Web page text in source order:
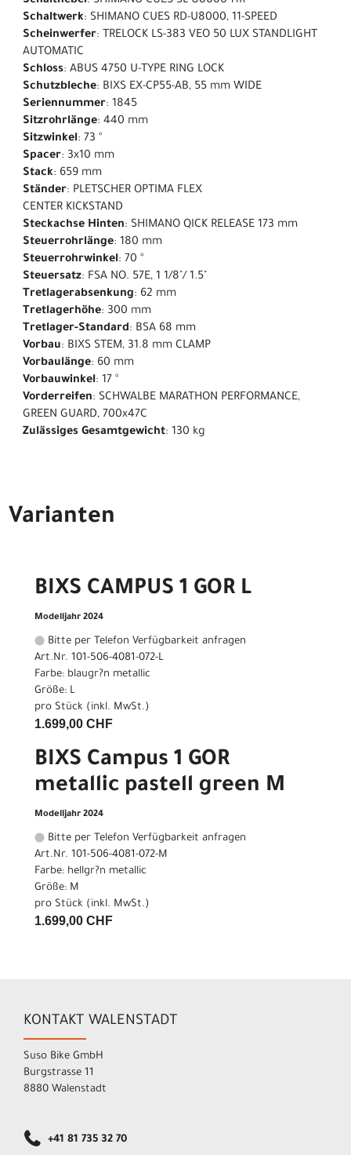
Schaltwerk: SHIMANO CUES RD-U8000, 11-SPEED
Scheinwerfer: TRELOCK LS-383 VEO 50 LUX STANDLIGHT
AUTOMATIC
Schloss: ABUS 4750 U-TYPE RING LOCK
Schutzbleche: BIXS EX-CP55-AB, 55 mm WIDE
Seriennummer: 1845
Sitzrohrlänge: 440 mm
Sitzwinkel: 73 °
Spacer: 3x10 mm
Stack: 659 mm
Ständer: PLETSCHER OPTIMA FLEX
CENTER KICKSTAND
Steckachse Hinten: SHIMANO QICK RELEASE 173 mm
Steuerrohrlänge: 180 mm
Steuerrohrwinkel: 70 °
Steuersatz: FSA NO. 57E, 1 1/8"/ 1.5"
Tretlagerabsenkung: 62 mm
Tretlagerhöhe: 300 mm
Tretlager-Standard: BSA 68 mm
Vorbau: BIXS STEM, 31.8 mm CLAMP
Vorbaulänge: 60 mm
Vorbauwinkel: 17 °
Vorderreifen: SCHWALBE MARATHON PERFORMANCE,
GREEN GUARD, 700x47C
Zulässiges Gesamtgewicht: 130 kg
Varianten
BIXS CAMPUS 1 GOR L
Modelljahr 2024
Bitte per Telefon Verfügbarkeit anfragen
Art.Nr. 101-506-4081-072-L
Farbe: blaugr?n metallic
Größe: L
pro Stück (inkl. MwSt.)
1.699,00 CHF
BIXS Campus 1 GOR
metallic pastell green M
Modelljahr 2024
Bitte per Telefon Verfügbarkeit anfragen
Art.Nr. 101-506-4081-072-M
Farbe: hellgr?n metallic
Größe: M
pro Stück (inkl. MwSt.)
1.699,00 CHF
KONTAKT WALENSTADT
Suso Bike GmbH
Burgstrasse 11
8880 Walenstadt
+41 81 735 32 70